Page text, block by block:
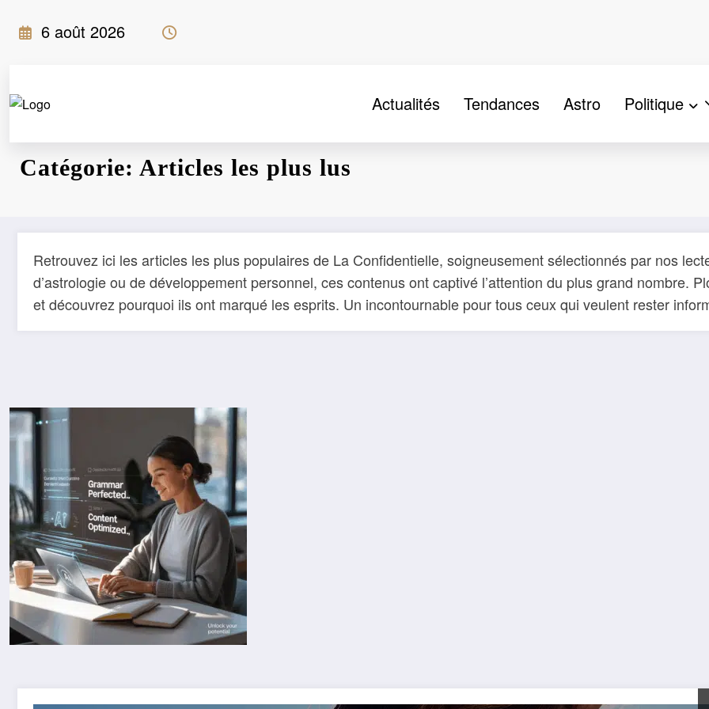
6 août 2026
Actualités Tendances Astro Politique
Catégorie: Articles les plus lus
Retrouvez ici les articles les plus populaires de La Confidentielle, soigneusement sélectionnés par nos
d’astrologie ou de développement personnel, ces contenus ont captivé l’attention du plus grand nombre.
et découvrez pourquoi ils ont marqué les esprits. Un incontournable pour tous ceux qui veulent rester